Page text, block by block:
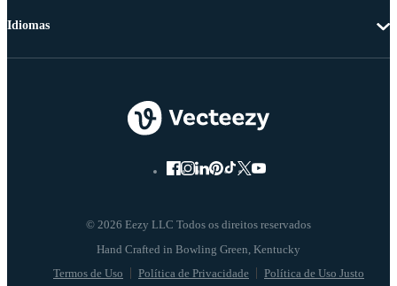
© 2026 Eezy LLC Todos os direitos reservados
Termos de Uso Política de Privacidade Política de Uso Justo
Idiomas